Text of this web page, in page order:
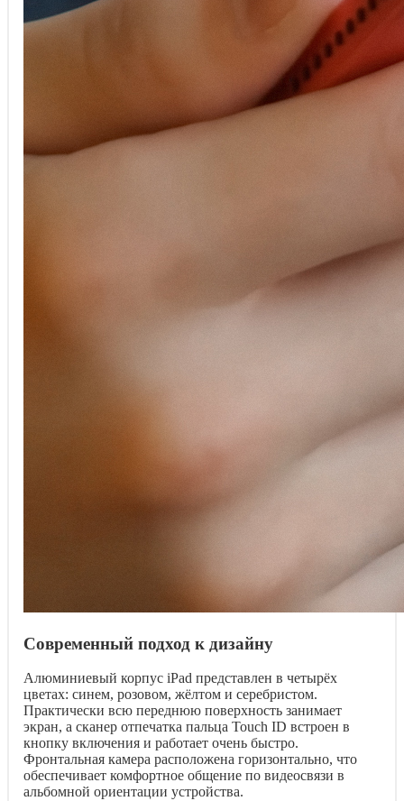
Современный подход к дизайну
Алюминиевый корпус iPad представлен в четырёх
цветах: синем, розовом, жёлтом и серебристом.
Практически всю переднюю поверхность занимает
экран, а сканер отпечатка пальца Touch ID встроен в
кнопку включения и работает очень быстро.
Фронтальная камера расположена горизонтально, что
обеспечивает комфортное общение по видеосвязи в
альбомной ориентации устройства.